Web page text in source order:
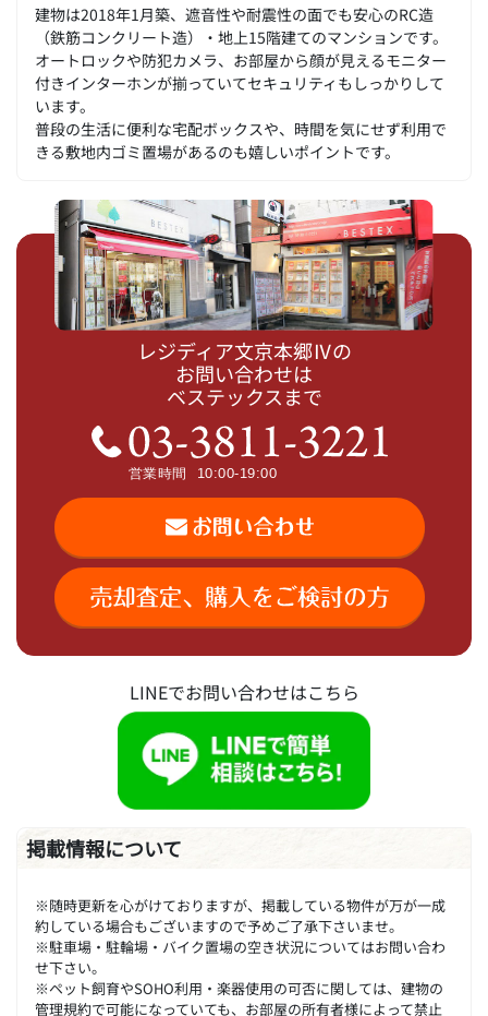
建物は2018年1月築、遮音性や耐震性の面でも安心のRC造
（鉄筋コンクリート造）・地上15階建てのマンションです。
オートロックや防犯カメラ、お部屋から顔が見えるモニター
付きインターホンが揃っていてセキュリティもしっかりして
います。
普段の生活に便利な宅配ボックスや、時間を気にせず利用で
きる敷地内ゴミ置場があるのも嬉しいポイントです。
レジディア文京本郷Ⅳの
お問い合わせは
ベステックスまで
LINEでお問い合わせはこちら
掲載情報について
※随時更新を心がけておりますが、掲載している物件が万が一成
約している場合もございますので予めご了承下さいませ。
※駐車場・駐輪場・バイク置場の空き状況についてはお問い合わ
せ下さい。
※ペット飼育やSOHO利用・楽器使用の可否に関しては、建物の
管理規約で可能になっていても、お部屋の所有者様によって禁止